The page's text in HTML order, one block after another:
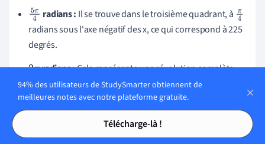
Tables des matières
Tables des matières
5π
4
radians : Il se trouve dans le troisième quadrant, à π
4
radians sous l'axe négatif des x, ce qui correspond à 225
degrés.
2πradians :Cela représente une révolution complète
autour d'un cercle, correspondant à 360 degrés.
Voici un exemple illustratif : Considérons un cercle de 3
cm de rayon. Nous voulons trouver la longueur de l'arc
94% des utilisateurs de StudySmarter obtiennent de
meilleures notes avec notre plateforme gratuite.
Télécharge-là !